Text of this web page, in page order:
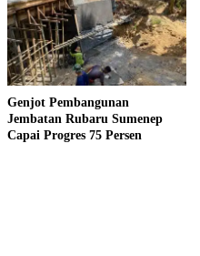
Genjot Pembangunan
Jembatan Rubaru Sumenep
Capai Progres 75 Persen